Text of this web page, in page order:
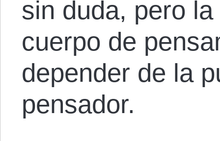
sin duda, pero
cuerpo de
depender de la
pensador.